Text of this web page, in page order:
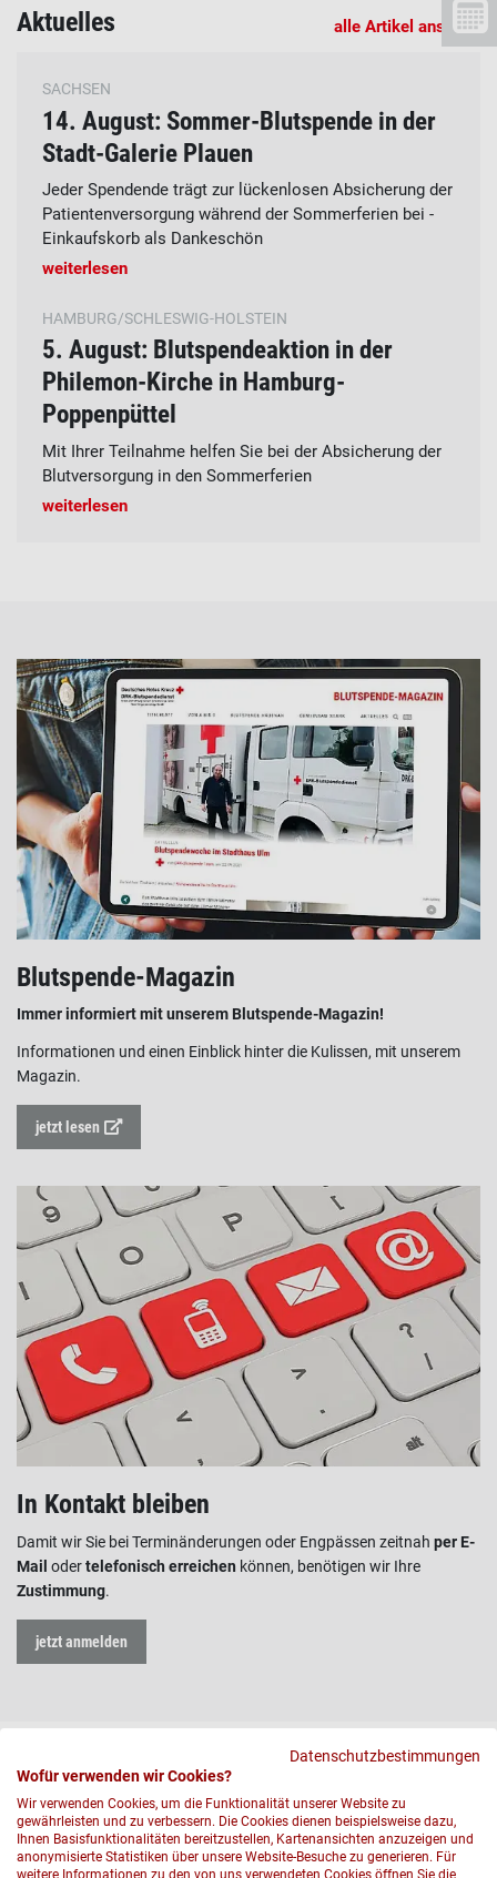
Aktuelles alle Artikel ansehen
SACHSEN
14. August: Sommer-Blutspende in der
Stadt-Galerie Plauen
Jeder Spendende trägt zur lückenlosen Absicherung der
Patientenversorgung während der Sommerferien bei -
Einkaufskorb als Dankeschön
weiterlesen
HAMBURG/SCHLESWIG-HOLSTEIN
5. August: Blutspendeaktion in der
Philemon-Kirche in Hamburg-
Poppenpüttel
Mit Ihrer Teilnahme helfen Sie bei der Absicherung der
Blutversorgung in den Sommerferien
weiterlesen
Blutspende-Magazin
Immer informiert mit unserem Blutspende-Magazin!
Informationen und einen Einblick hinter die Kulissen, mit unserem
Magazin.
jetzt lesen
In Kontakt bleiben
Damit wir Sie bei Terminänderungen oder Engpässen zeitnah per E-
Mail odertelefonisch erreichen können, benötigen wir Ihre
Zustimmung.
jetzt anmelden
Datenschutzbestimmungen
Wofür verwenden wir Cookies?
Wir verwenden Cookies, um die Funktionalität unserer Website zu
gewährleisten und zu verbessern. Die Cookies dienen beispielsweise dazu,
Ihnen Basisfunktionalitäten bereitzustellen, Kartenansichten anzuzeigen und
anonymisierte Statistiken über unsere Website-Besuche zu generieren. Für
weitere Informationen zu den von uns verwendeten Cookies öffnen Sie die